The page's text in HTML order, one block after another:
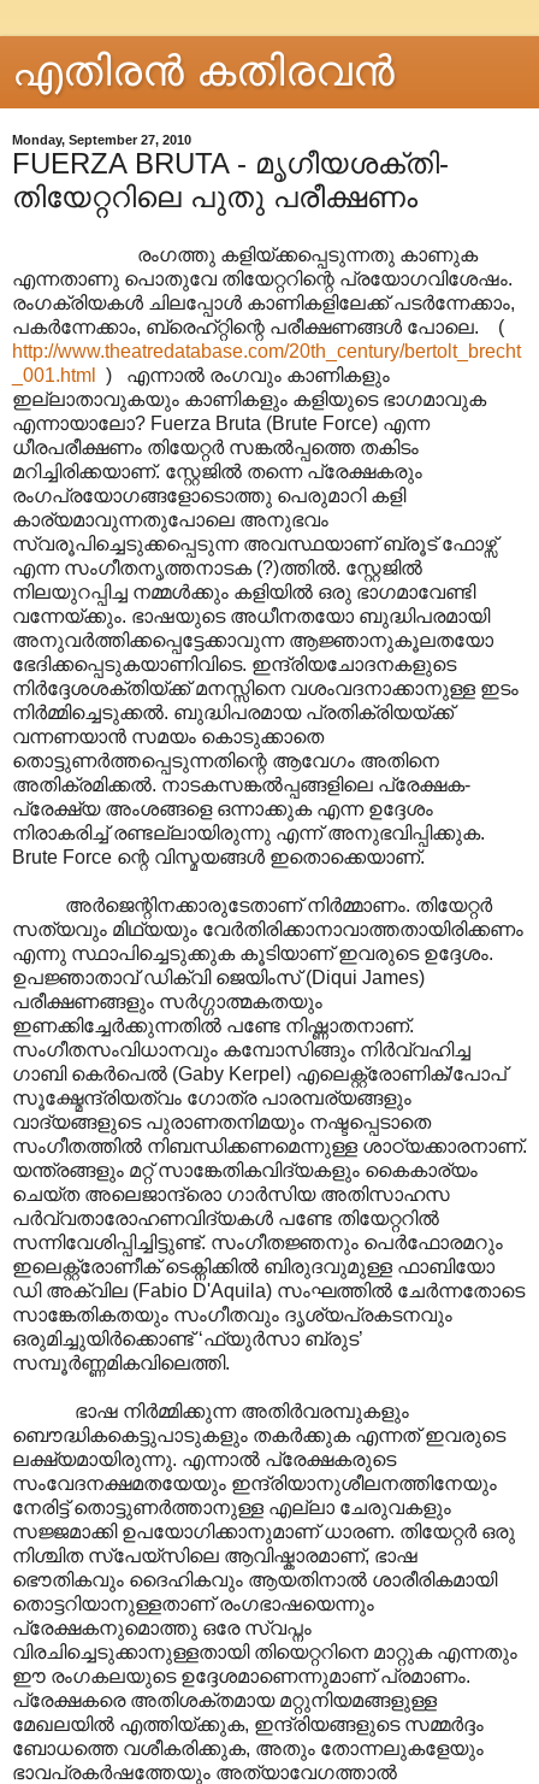
എതിരന്‍ കതിരവന്‍
Monday, September 27, 2010
FUERZA BRUTA - മൃഗീയശക്തി-
തിയേറ്ററിലെ പുതു പരീക്ഷണം
രംഗത്തു കളിയ്ക്കപ്പെടുന്നതു കാണുക
എന്നതാണു പൊതുവേ തിയേറ്ററിന്റെ പ്രയോഗവിശേഷം.
രംഗക്രിയകൾ ചിലപ്പോൾ കാണികളിലേക്ക് പടർന്നേക്കാം,
പകർന്നേക്കാം, ബ്രെഹ്റ്റിന്റെ പരീക്ഷണങ്ങൾ പോലെ. (
http://www.theatredatabase.com/20th_century/bertolt_brecht
_001.html
) എന്നാൽ രംഗവും കാണികളും
ഇല്ലാതാവുകയും കാണികളും കളിയുടെ ഭാഗമാവുക
എന്നായാലോ? Fuerza Bruta (Brute Force) എന്ന
ധീരപരീക്ഷണം തിയേറ്റർ സങ്കൽ‌പ്പത്തെ തകിടം
മറിച്ചിരിക്കയാണ്. സ്റ്റേജിൽ തന്നെ പ്രേക്ഷകരും
രംഗപ്രയോഗങ്ങളോടൊത്തു പെരുമാറി കളി
കാര്യമാവുന്നതുപോലെ അനുഭവം
സ്വരൂപിച്ചെടുക്കപ്പെടുന്ന അവസ്ഥയാണ് ബ്രൂട് ഫോഴ്സ്
എന്ന സംഗീതനൃത്തനാടക (?)ത്തിൽ. സ്റ്റേജിൽ
നിലയുറപ്പിച്ച നമ്മൾക്കും കളിയിൽ ഒരു ഭാഗമാവേണ്ടി
വന്നേയ്ക്കും. ഭാഷയുടെ അധീനതയോ ബുദ്ധിപരമായി
അനുവർത്തിക്കപ്പെട്ടേക്കാവുന്ന ആജ്ഞാനുകൂലതയോ
ഭേദിക്കപ്പെടുകയാണിവിടെ. ഇന്ദ്രിയചോദനകളുടെ
നിർദ്ദേശശക്തിയ്ക്ക് മനസ്സിനെ വശംവദനാക്കാനുള്ള ഇടം
നിർമ്മിച്ചെടുക്കൽ. ബുദ്ധിപരമായ പ്രതിക്രിയയ്ക്ക്
വന്നണയാൻ സമയം കൊടുക്കാതെ
തൊട്ടുണർത്തപ്പെടുന്നതിന്റെ ആവേഗം അതിനെ
അതിക്രമിക്കൽ. നാടകസങ്കൽ‌പ്പങ്ങളിലെ പ്രേക്ഷക-
പ്രേക്ഷ്യ അംശങ്ങളെ ഒന്നാക്കുക എന്ന ഉദ്ദേശം
നിരാകരിച്ച് രണ്ടല്ലായിരുന്നു എന്ന് അനുഭവിപ്പിക്കുക.
Brute Force ന്റെ വിസ്മയങ്ങൾ ഇതൊക്കെയാണ്.
അർജെന്റിനക്കാരുടേതാണ് നിർമ്മാണം. തിയേറ്റർ
സത്യവും മിഥ്യയും വേർതിരിക്കാനാവാത്തതായിരിക്കണം
എന്നു സ്ഥാപിച്ചെടുക്കുക കൂടിയാണ് ഇവരുടെ ഉദ്ദേശം.
ഉപജ്ഞാതാവ് ഡിക്വി ജെയിംസ് (Diqui James)
പരീക്ഷണങ്ങളും സർഗ്ഗാത്മകതയും
ഇണക്കിച്ചേർക്കുന്നതിൽ പണ്ടേ നിഷ്ണാതനാണ്.
സംഗീതസംവിധാനവും കമ്പോസിങ്ങും നിർവ്വഹിച്ച
ഗാബി കെർപെൽ (Gaby Kerpel) എലെക്റ്റ്രോണിക്/പോപ്
സൂക്ഷ്മേന്ദ്രിയത്വം ഗോത്ര പാരമ്പര്യങ്ങളും
വാദ്യങ്ങളുടെ പുരാണതനിമയും നഷ്ടപ്പെടാതെ
സംഗീതത്തിൽ നിബന്ധിക്കണമെന്നുള്ള ശാഠ്യക്കാരനാണ്.
യന്ത്രങ്ങളും മറ്റ് സാങ്കേതികവിദ്യകളും കൈകാര്യം
ചെയ്ത അലെജാന്ദ്രൊ ഗാർസിയ അതിസാഹസ
പർവ്വതാരോഹണവിദ്യകൾ പണ്ടേ തിയേറ്ററിൽ
സന്നിവേശിപ്പിച്ചിട്ടുണ്ട്. സംഗീതജ്ഞനും പെർഫോരമറും
ഇലെക്റ്റ്രോണീക് ടെക്നിക്കിൽ ബിരുദവുമുള്ള ഫാബിയോ
ഡി അക്വില (Fabio D'Aquila) സംഘത്തിൽ ചേർന്നതോടെ
സാങ്കേതികതയും സംഗീതവും ദൃശ്യപ്രകടനവും
ഒരുമിച്ചുയിർക്കൊണ്ട് ‘ഫ്യുർസാ ബ്രുട’
സമ്പൂർണ്ണമികവിലെത്തി.
ഭാഷ നിർമ്മിക്കുന്ന അതിർവരമ്പുകളും
ബൌദ്ധികകെട്ടുപാടുകളും തകർക്കുക എന്നത് ഇവരുടെ
ലക്ഷ്യമായിരുന്നു. എന്നാൽ പ്രേക്ഷകരുടെ
സംവേദനക്ഷമതയേയും ഇന്ദ്രിയാനുശീലനത്തിനേയും
നേരിട്ട് തൊട്ടുണർത്താനുള്ള എല്ലാ ചേരുവകളും
സജ്ജമാക്കി ഉപയോഗിക്കാനുമാണ് ധാരണ. തിയേറ്റർ ഒരു
നിശ്ചിത സ്പേയ്സിലെ ആവിഷ്കാരമാണ്, ഭാഷ
ഭൌതികവും ദൈഹികവും ആയതിനാൽ ശാരീരികമായി
തൊട്ടറിയാനുള്ളതാണ് രംഗഭാഷയെന്നും
പ്രേക്ഷകനുമൊത്തു ഒരേ സ്വപ്നം
വിരചിച്ചെടുക്കാനുള്ളതായി തിയെറ്ററിനെ മാറ്റുക എന്നതും
ഈ രംഗകലയുടെ ഉദ്ദേശമാണെന്നുമാണ് പ്രമാണം.
പ്രേക്ഷകരെ അതിശക്തമായ മറ്റുനിയമങ്ങളുള്ള
മേഖലയിൽ എത്തിയ്ക്കുക, ഇന്ദ്രിയങ്ങളുടെ സമ്മർദ്ദം
ബോധത്തെ വശീകരിക്കുക, അതും തോന്നലുകളേയും
ഭാവപ്രകർഷത്തേയും അത്യാവേഗത്താൽ